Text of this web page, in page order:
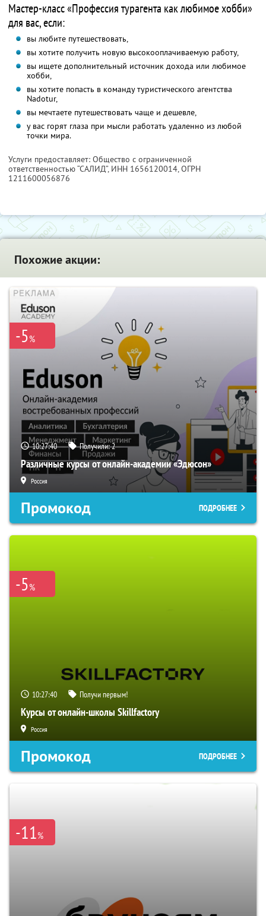
Мастер-класс «Профессия турагента как любимое хобби»
для вас, если:
вы любите путешествовать,
вы хотите получить новую высокооплачиваемую работу,
вы ищете дополнительный источник дохода или любимое
хобби,
вы хотите попасть в команду туристического агентства
Nadotur,
вы мечтаете путешествовать чаще и дешевле,
у вас горят глаза при мысли работать удаленно из любой
точки мира.
Услуги предоставляет: Общество с ограниченной
ответственностью “САЛИД”, ИНН 1656120014, ОГРН
1211600056876
Похожие акции:
-5%
10:27:39 Получили:2
Различные курсы от онлайн-академии «Эдюсон»
Россия
Промокод ПОДРОБНЕЕ
-5%
10:27:39 Получи первым!
Курсы от онлайн-школы Skillfactory
Россия
Промокод ПОДРОБНЕЕ
-11%